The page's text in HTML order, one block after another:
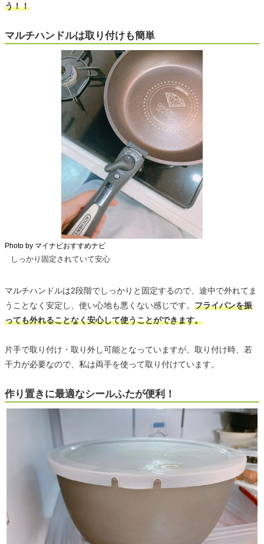
う！！
マルチハンドルは取り付けも簡単
Photo by マイナビおすすめナビ
しっかり固定されていて安心
マルチハンドルは2段階でしっかりと固定するので、途中で外れてま
うことなく安定し、使い心地も悪くない感じです。 フライパンを振
っても外れることなく安心して使うことができます。
片手で取り付け・取り外し可能となっていますが、取り付け時、若
干力が必要なので、私は両手を使って取り付けています。
作り置きに最適なシールふたが便利！